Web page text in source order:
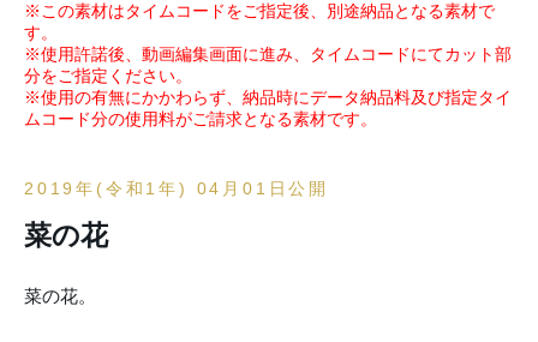
※この素材はタイムコードをご指定後、別途納品となる素材で
す。
※使用許諾後、動画編集画面に進み、タイムコードにてカット部
分をご指定ください。
※使用の有無にかかわらず、納品時にデータ納品料及び指定タイ
ムコード分の使用料がご請求となる素材です。
2019年(令和1年) 04月01日公開
菜の花
菜の花。